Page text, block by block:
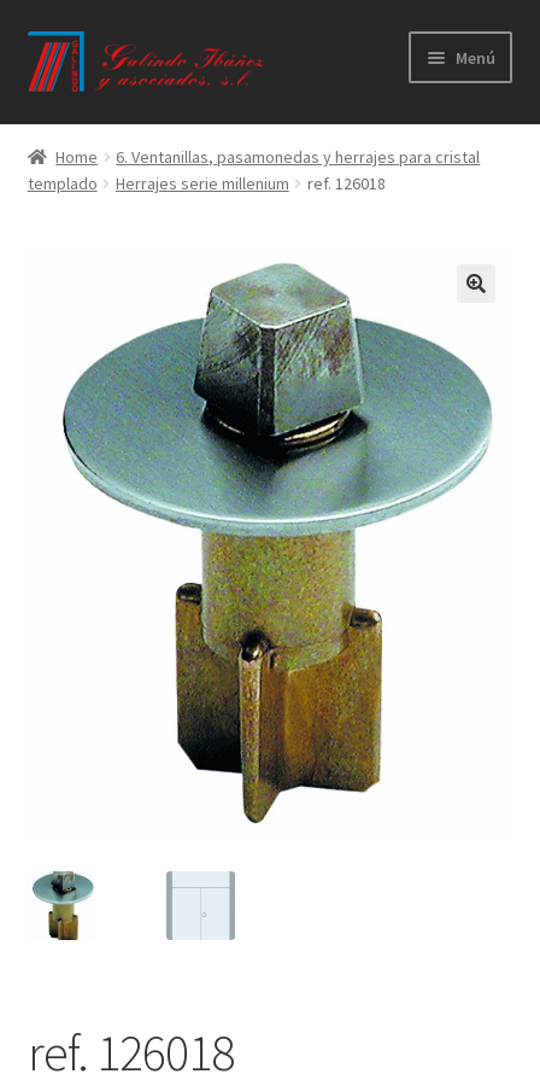
Ir
a
Ir
al
Menú
Principal
Productos
Calidad
Contacto
Trabaja con nosotros
Home
6. Ventanillas, pasamonedas y herrajes para cristal
templado
Herrajes serie millenium ref. 126018
ref. 126018